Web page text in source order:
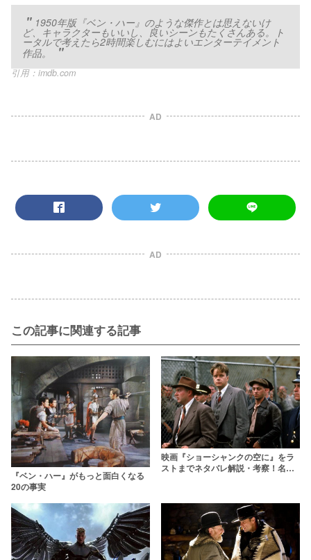
1950年版『ベン・ハー』のような傑作とは思えないけ
ど、キャラクターもいいし、良いシーンもたくさんある。ト
ータルで考えたら2時間楽しむにはよいエンターテイメント
作品。
引用：imdb.com
AD
AD
この記事に関連する記事
『ベン・ハー』がもっと面白くなる
20の事実
映画『ショーシャンクの空に』をラ
ストまでネタバレ解説・考察！名作